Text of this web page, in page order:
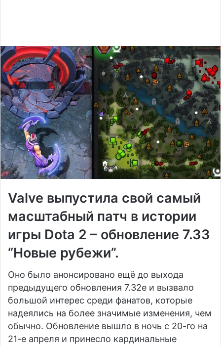
Valve выпустила свой самый
масштабный патч в истории
игры Dota 2 – обновление 7.33
“Новые рубежи”.
Оно было анонсировано ещё до выхода
предыдущего обновления 7.32е и вызвало
большой интерес среди фанатов, которые
надеялись на более значимые изменения, чем
обычно. Обновление вышло в ночь с 20-го на
21-е апреля и принесло кардинальные